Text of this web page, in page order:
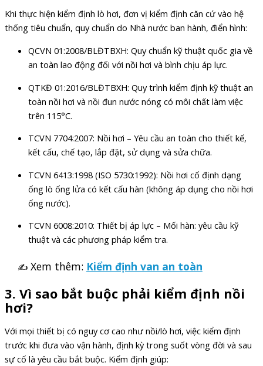
Khi thực hiện kiểm định lò hơi, đơn vị kiểm định căn cứ vào hệ
thống tiêu chuẩn, quy chuẩn do Nhà nước ban hành, điển hình:
QCVN 01:2008/BLĐTBXH: Quy chuẩn kỹ thuật quốc gia về
an toàn lao động đối với nồi hơi và bình chịu áp lực.
QTKĐ 01:2016/BLĐTBXH: Quy trình kiểm định kỹ thuật an
toàn nồi hơi và nồi đun nước nóng có môi chất làm việc
trên 115°C.
TCVN 7704:2007: Nồi hơi – Yêu cầu an toàn cho thiết kế,
kết cấu, chế tạo, lắp đặt, sử dụng và sửa chữa.
TCVN 6413:1998 (ISO 5730:1992): Nồi hơi cố định dạng
ống lò ống lửa có kết cấu hàn (không áp dụng cho nồi hơi
ống nước).
TCVN 6008:2010: Thiết bị áp lực – Mối hàn: yêu cầu kỹ
thuật và các phương pháp kiểm tra.
✍Xem thêm: Kiểm định van an toàn
3. Vì sao bắt buộc phải kiểm định nồi
hơi?
Với mọi thiết bị có nguy cơ cao như nồi/lò hơi, việc kiểm định
trước khi đưa vào vận hành, định kỳ trong suốt vòng đời và sau
sự cố là yêu cầu bắt buộc. Kiểm định giúp: